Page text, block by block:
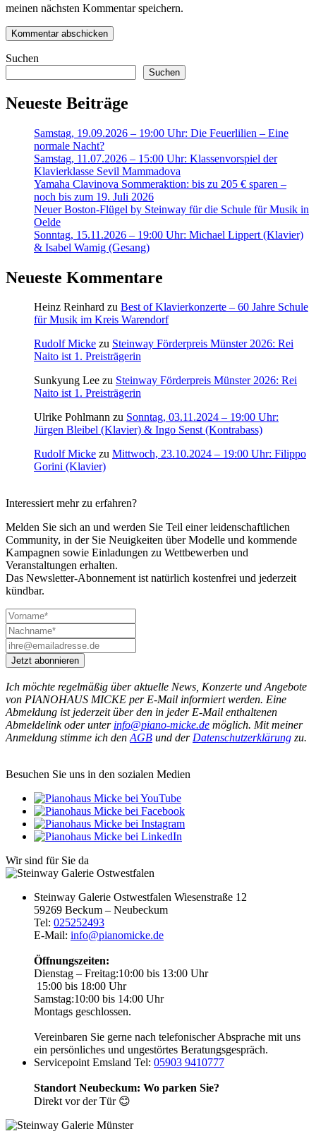
meinen nächsten Kommentar speichern.
Suchen
Suchen
Neueste Beiträge
Samstag, 19.09.2026 – 19:00 Uhr: Die Feuerlilien – Eine
normale Nacht?
Samstag, 11.07.2026 – 15:00 Uhr: Klassenvorspiel der
Klavierklasse Sevil Mammadova
Yamaha Clavinova Sommeraktion: bis zu 205 € sparen –
noch bis zum 19. Juli 2026
Neuer Boston-Flügel by Steinway für die Schule für Musik in
Oelde
Sonntag, 15.11.2026 – 19:00 Uhr: Michael Lippert (Klavier)
& Isabel Wamig (Gesang)
Neueste Kommentare
Heinz Reinhard zu Best of Klavierkonzerte – 60 Jahre Schule
für Musik im Kreis Warendorf
Rudolf Micke zu Steinway Förderpreis Münster 2026: Rei
Naito ist 1. Preisträgerin
Sunkyung Lee zu Steinway Förderpreis Münster 2026: Rei
Naito ist 1. Preisträgerin
Ulrike Pohlmann zu Sonntag, 03.11.2024 – 19:00 Uhr:
Jürgen Bleibel (Klavier) & Ingo Senst (Kontrabass)
Rudolf Micke zu Mittwoch, 23.10.2024 – 19:00 Uhr: Filippo
Gorini (Klavier)
Interessiert mehr zu erfahren?
Melden Sie sich an und werden Sie Teil einer leidenschaftlichen
Community, in der Sie Neuigkeiten über Modelle und kommende
Kampagnen sowie Einladungen zu Wettbewerben und
Veranstaltungen erhalten.
Das Newsletter-Abonnement ist natürlich kostenfrei und jederzeit
kündbar.
Jetzt abonnieren
Ich möchte regelmäßig über aktuelle News, Konzerte und Angebote
von PIANOHAUS MICKE per E-Mail informiert werden. Eine
Abmeldung ist jederzeit über den in jeder E-Mail enthaltenen
Abmeldelink oder unter info@piano-micke.de möglich. Mit meiner
Anmeldung stimme ich denAGB und derDatenschutzerklärung zu.
Besuchen Sie uns in den sozialen Medien
Wir sind für Sie da
Steinway Galerie Ostwestfalen Wiesenstraße 12
59269 Beckum – Neubeckum
Tel: 025252493
E-Mail: info@pianomicke.de
Öffnungszeiten:
Dienstag – Freitag:10:00 bis 13:00 Uhr
15:00 bis 18:00 Uhr
Samstag:10:00 bis 14:00 Uhr
Montags geschlossen.
Vereinbaren Sie gerne nach telefonischer Absprache mit uns
ein persönliches und ungestörtes Beratungsgespräch.
Servicepoint Emsland Tel: 05903 9410777
Standort Neubeckum: Wo parken Sie?
Direkt vor der Tür 😊